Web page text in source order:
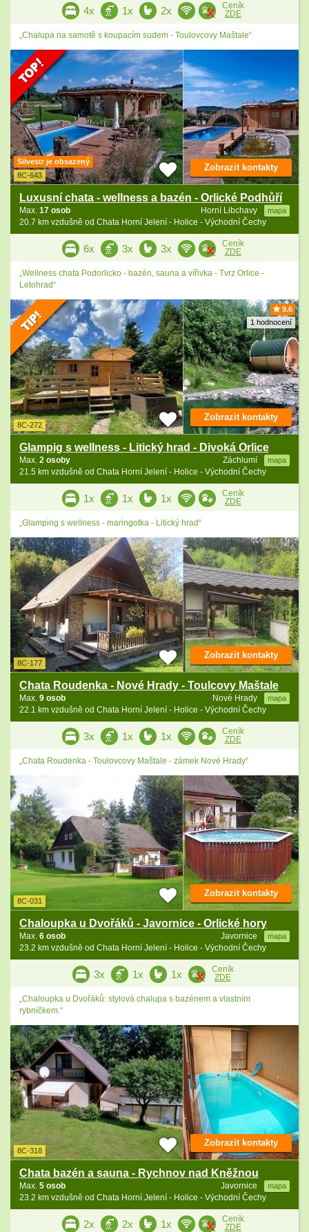
4x 1x 2x
Ceník
ZDE
„Chalupa na samotě s koupacím sudem - Toulovcovy Maštale“
Silvestr je obsazený
8C-643
Luxusní chata - wellness a bazén - Orlické Podhůří
Horní Libchavy mapa
Max. 17 osob
20.7 km vzdušně od Chata Horní Jelení - Holice - Východní Čechy
Zobrazit kontakty
6x 3x 3x
Ceník
ZDE
„Wellness chata Podorlicko - bazén, sauna a vířivka - Tvrz Orlice -
Letohrad“
9.6
1 hodnocení
8C-272
Glampig s wellness - Litický hrad - Divoká Orlice
Záchlumí mapa
Max. 2 osoby
21.5 km vzdušně od Chata Horní Jelení - Holice - Východní Čechy
Zobrazit kontakty
1x 1x 1x
Ceník
ZDE
„Glamping s wellness - maringotka - Litický hrad“
8C-177
Chata Roudenka - Nové Hrady - Toulcovy Maštale
Nové Hrady mapa
Max. 9 osob
22.1 km vzdušně od Chata Horní Jelení - Holice - Východní Čechy
Zobrazit kontakty
3x 1x 1x
Ceník
ZDE
„Chata Roudenka - Toulovcovy Maštale - zámek Nové Hrady“
8C-031
Chaloupka u Dvořáků - Javornice - Orlické hory
Javornice mapa
Max. 6 osob
23.2 km vzdušně od Chata Horní Jelení - Holice - Východní Čechy
Zobrazit kontakty
3x 1x 1x
Ceník
ZDE
„Chaloupka u Dvořáků: stylová chalupa s bazénem a vlastním
rybníčkem.“
8C-318
Chata bazén a sauna - Rychnov nad Kněžnou
Javornice mapa
Max. 5 osob
23.2 km vzdušně od Chata Horní Jelení - Holice - Východní Čechy
Zobrazit kontakty
2x 2x 1x
Ceník
ZDE